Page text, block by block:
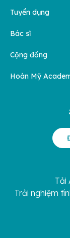
Tuyển dụng
Bác sĩ
Cộng đồng
Hoàn Mỹ
Tải
Trải nghiệm